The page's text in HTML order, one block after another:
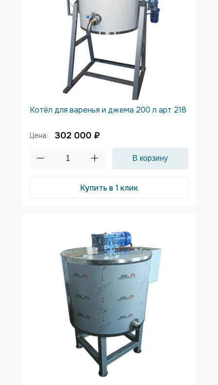
Котёл для варенья и джема 200 л арт 218
Цена: 302 000 ₽
Купить в 1 клик